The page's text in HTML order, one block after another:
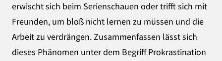
erwischt sich beim Serienschauen oder trifft sich mit
Freunden, um bloß nicht lernen zu müssen und die
Arbeit zu verdrängen. Zusammenfassen lässt sich
dieses Phänomen unter dem Begriff Prokrastination